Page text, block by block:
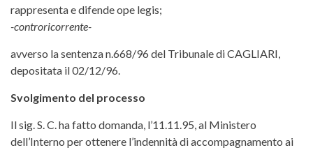
rappresenta e difende ope legis;
-controricorrente-
avverso la sentenza n.668/96 del Tribunale di CAGLIARI,
depositata il 02/12/96.
Svolgimento del processo
Il sig. S. C. ha fatto domanda, l’11.11.95, al Ministero
dell’Interno per ottenere l’indennità di accompagnamento ai